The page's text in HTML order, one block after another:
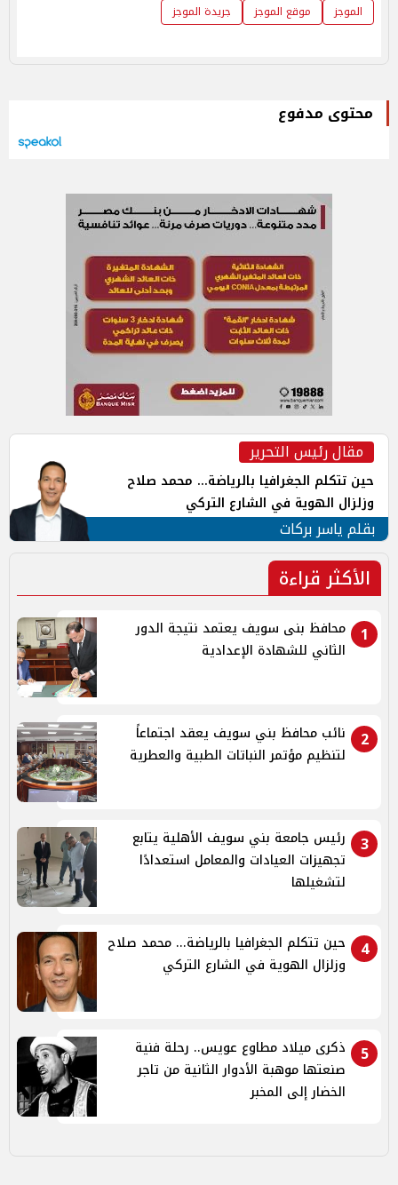
الموجز
موقع الموجز جريدة الموجز
محتوى مدفوع
مقال رئيس التحرير
حين تتكلم الجغرافيا بالرياضة... محمد صلاح
وزلزال الهوية في الشارع التركي
بقلم ياسر بركات
الأكثر قراءة
1
محافظ بنى سويف يعتمد نتيجة الدور
الثاني للشهادة الإعدادية
2
نائب محافظ بني سويف يعقد اجتماعاً
لتنظيم مؤتمر النباتات الطبية والعطرية
3
رئيس جامعة بني سويف الأهلية يتابع
تجهيزات العيادات والمعامل استعدادًا
لتشغيلها
4
حين تتكلم الجغرافيا بالرياضة... محمد صلاح
وزلزال الهوية في الشارع التركي
5
ذكرى ميلاد مطاوع عويس.. رحلة فنية
صنعتها موهبة الأدوار الثانية من تاجر
الخضار إلى المخبر